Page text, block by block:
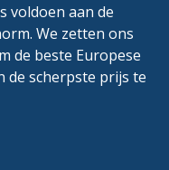
voldoen aan de
We zetten ons
de beste Europese
de scherpste prijs te